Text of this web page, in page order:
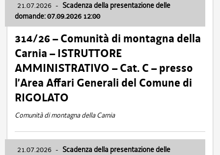
21.07.2026 - Scadenza della presentazione delle
domande: 07.09.2026 12:00
314/26 – Comunità di montagna della
Carnia – ISTRUTTORE
AMMINISTRATIVO – Cat. C – presso
l’Area Affari Generali del Comune di
RIGOLATO
Comunità di montagna della Carnia
21.07.2026 - Scadenza della presentazione delle